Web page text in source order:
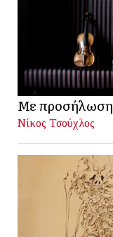
Με προσήλωση
Νίκος Τσούχλος